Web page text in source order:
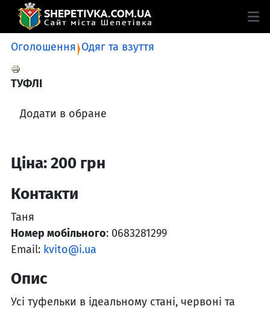
Оголошення Одяг та взуття
ТУФЛІ
Додати в обране
Ціна: 200 грн
Контакти
Таня
Номер мобільного: 0683281299
Email: kvito@i.ua
Опис
Усі туфельки в ідеальному стані, червоні та